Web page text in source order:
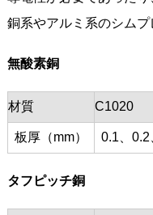
銅系やアルミ系のシムプ
無酸素銅
材質 C1020
板厚（mm） 0.1、0.2
タフピッチ銅